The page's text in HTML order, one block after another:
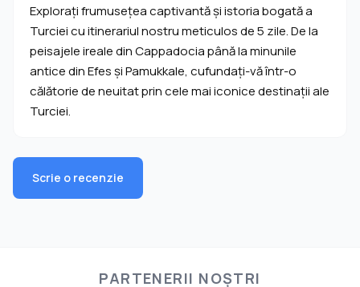
Exploraţi frumuseţea captivantă şi istoria bogată a
Turciei cu itinerariul nostru meticulos de 5 zile. De la
peisajele ireale din Cappadocia până la minunile
antice din Efes şi Pamukkale, cufundaţi-vă într-o
călătorie de neuitat prin cele mai iconice destinaţii ale
Turciei.
Scrie o recenzie
PARTENERII NOȘTRI